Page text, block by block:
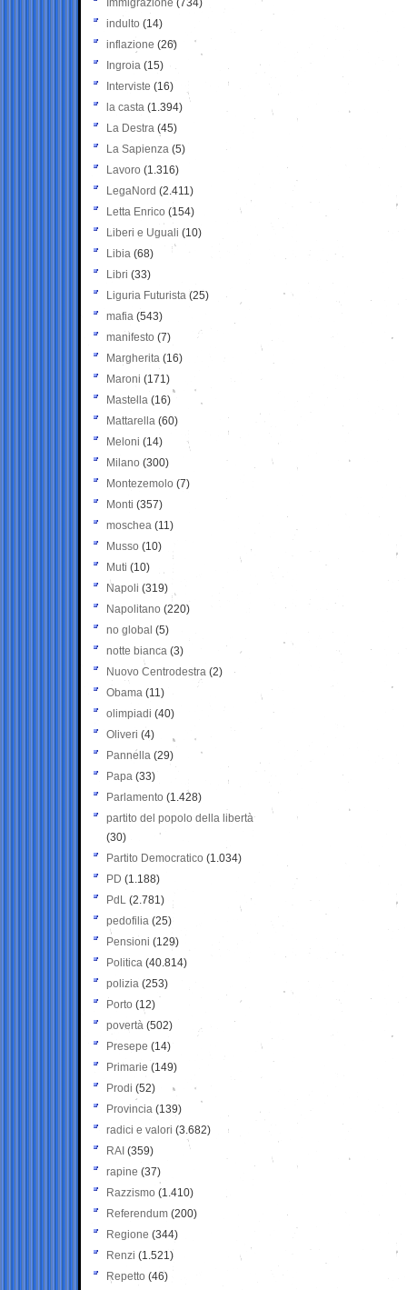
Immigrazione (734)
indulto (14)
inflazione (26)
Ingroia (15)
Interviste (16)
la casta (1.394)
La Destra (45)
La Sapienza (5)
Lavoro (1.316)
LegaNord (2.411)
Letta Enrico (154)
Liberi e Uguali (10)
Libia (68)
Libri (33)
Liguria Futurista (25)
mafia (543)
manifesto (7)
Margherita (16)
Maroni (171)
Mastella (16)
Mattarella (60)
Meloni (14)
Milano (300)
Montezemolo (7)
Monti (357)
moschea (11)
Musso (10)
Muti (10)
Napoli (319)
Napolitano (220)
no global (5)
notte bianca (3)
Nuovo Centrodestra (2)
Obama (11)
olimpiadi (40)
Oliveri (4)
Pannella (29)
Papa (33)
Parlamento (1.428)
partito del popolo della libertà
(30)
Partito Democratico (1.034)
PD (1.188)
PdL (2.781)
pedofilia (25)
Pensioni (129)
Politica (40.814)
polizia (253)
Porto (12)
povertà (502)
Presepe (14)
Primarie (149)
Prodi (52)
Provincia (139)
radici e valori (3.682)
RAI (359)
rapine (37)
Razzismo (1.410)
Referendum (200)
Regione (344)
Renzi (1.521)
Repetto (46)